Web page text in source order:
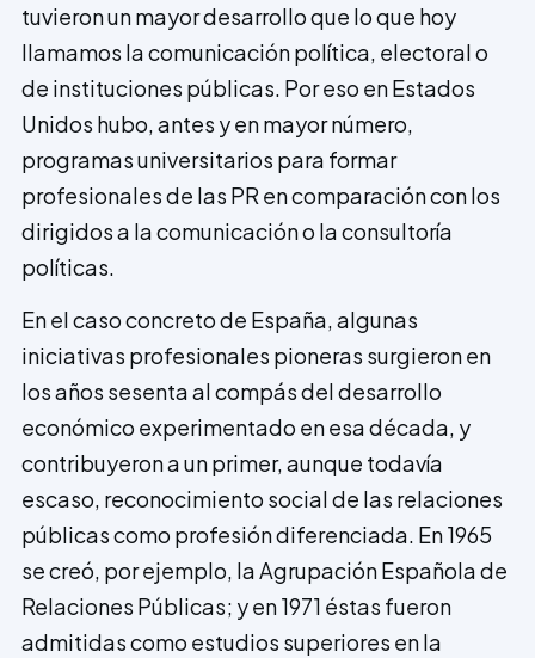
tuvieron un mayor desarrollo que lo que hoy
llamamos la comunicación política, electoral o
de instituciones públicas. Por eso en Estados
Unidos hubo, antes y en mayor número,
programas universitarios para formar
profesionales de las PR en comparación con los
dirigidos a la comunicación o la consultoría
políticas.
En el caso concreto de España, algunas
iniciativas profesionales pioneras surgieron en
los años sesenta al compás del desarrollo
económico experimentado en esa década, y
contribuyeron a un primer, aunque todavía
escaso, reconocimiento social de las relaciones
públicas como profesión diferenciada. En 1965
se creó, por ejemplo, la Agrupación Española de
Relaciones Públicas; y en 1971 éstas fueron
admitidas como estudios superiores en la